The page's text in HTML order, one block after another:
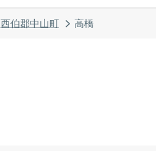
西伯郡中山町 高橋